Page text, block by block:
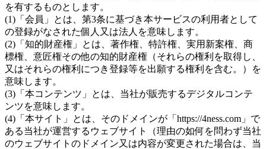
を有するものとします。
(1)「会員」とは、第3条に基づき本サービスの利用者として
の登録がなされた個人又は法人を意味します。
(2)「知的財産権」とは、著作権、特許権、実用新案権、商
標権、意匠権その他の知的財産権（それらの権利を取得し、
又はそれらの権利につき登録等を出願する権利を含む。）を
意味します。
(3)「本コンテンツ」とは、当社が販売するデジタルコンテ
ンツを意味します。
(4)「本サイト」とは、そのドメインが「https://4ness.com」で
ある当社が運営するウェブサイト（理由の如何を問わず当社
のウェブサイトのドメイン又は内容が変更された場合は、当